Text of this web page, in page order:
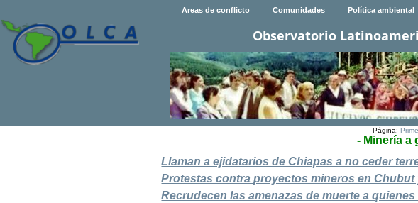
Areas de conflicto Comunidades Política ambiental
Observatorio
Página:
- Minería a
Llaman a ejidatarios de Chiapas a no ceder
Protestas contra proyectos mineros en Chubut
Recrudecen las amenazas de muerte a